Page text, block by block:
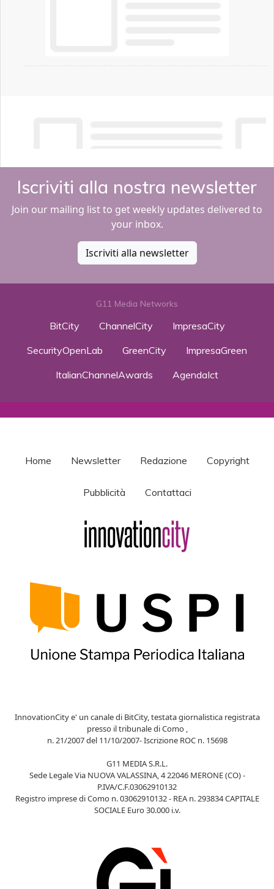
Iscriviti alla nostra newsletter
Join our mailing list to get weekly updates delivered to
your inbox.
Iscriviti alla newsletter
G11 Media Networks
BitCity ChannelCity
ImpresaCity
SecurityOpenLab
GreenCity
ImpresaGreen
ItalianChannelAwards
AgendaIct
Home Newsletter Redazione Copyright
Pubblicità Contattaci
InnovationCity e' un canale di BitCity, testata giornalistica registrata
presso il tribunale di Como ,
n. 21/2007 del 11/10/2007- Iscrizione ROC n. 15698
G11 MEDIA S.R.L.
Sede Legale Via NUOVA VALASSINA, 4 22046 MERONE (CO) -
P.IVA/C.F.03062910132
Registro imprese di Como n. 03062910132 - REA n. 293834 CAPITALE
SOCIALE Euro 30.000 i.v.